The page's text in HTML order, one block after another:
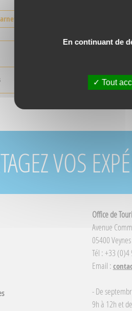
de voyage
VOS
Office de
Avenue
05400
Tél : +33 (0)4
Email :
- De
9h à 12h et
En continuant de
Tout